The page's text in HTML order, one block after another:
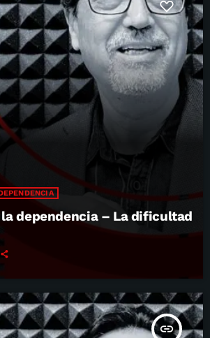
la dependencia – La dificultad
insert_link